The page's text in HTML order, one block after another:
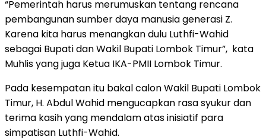
“Pemerintah harus merumuskan tentang rencana
pembangunan sumber daya manusia generasi Z.
Karena kita harus menangkan dulu Luthfi-Wahid
sebagai Bupati dan Wakil Bupati Lombok Timur”, kata
Muhlis yang juga Ketua IKA-PMII Lombok Timur.
Pada kesempatan itu bakal calon Wakil Bupati Lombok
Timur, H. Abdul Wahid mengucapkan rasa syukur dan
terima kasih yang mendalam atas inisiatif para
simpatisan Luthfi-Wahid.